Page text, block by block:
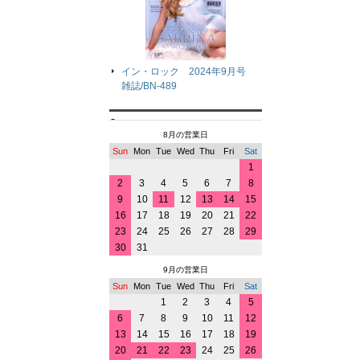
イン・ロック 2024年9月号
雑誌/BN-489
8月の営業日
Sun Mon Tue Wed Thu Fri Sat
1
2
3 4 5 6 7
8
9
10 11 12 13 14
15
16
17 18 19 20 21
22
23
24 25 26 27 28
29
30
31
9月の営業日
Sun Mon Tue Wed Thu Fri Sat
1 2 3 4
5
6
7 8 9 10 11
12
13
14 15 16 17 18
19
20
21 22 23 24 25
26